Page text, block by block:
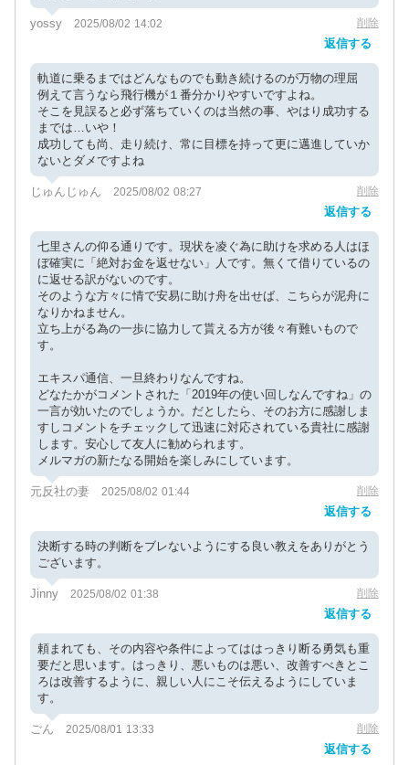
yossy 2025/08/02 14:02 削除
返信する
軌道に乗るまではどんなものでも動き続けるのが万物の理屈
例えて言うなら飛行機が１番分かりやすいですよね。
そこを見誤ると必ず落ちていくのは当然の事、やはり成功する
までは…いや！
成功しても尚、走り続け、常に目標を持って更に邁進していか
ないとダメですよね
じゅんじゅん 2025/08/02 08:27 削除
返信する
七里さんの仰る通りです。現状を凌ぐ為に助けを求める人はほ
ぼ確実に「絶対お金を返せない」人です。無くて借りているの
に返せる訳がないのです。
そのような方々に情で安易に助け舟を出せば、こちらが泥舟に
なりかねません。
立ち上がる為の一歩に協力して貰える方が後々有難いもので
す。
エキスパ通信、一旦終わりなんですね。
どなたかがコメントされた「2019年の使い回しなんですね」の
一言が効いたのでしょうか。だとしたら、そのお方に感謝しま
すしコメントをチェックして迅速に対応されている貴社に感謝
します。安心して友人に勧められます。
メルマガの新たなる開始を楽しみにしています。
元反社の妻 2025/08/02 01:44 削除
返信する
決断する時の判断をブレないようにする良い教えをありがとう
ございます。
Jinny 2025/08/02 01:38 削除
返信する
頼まれても、その内容や条件によってははっきり断る勇気も重
要だと思います。はっきり、悪いものは悪い、改善すべきとこ
ろは改善するように、親しい人にこそ伝えるようにしていま
す。
ごん 2025/08/01 13:33 削除
返信する